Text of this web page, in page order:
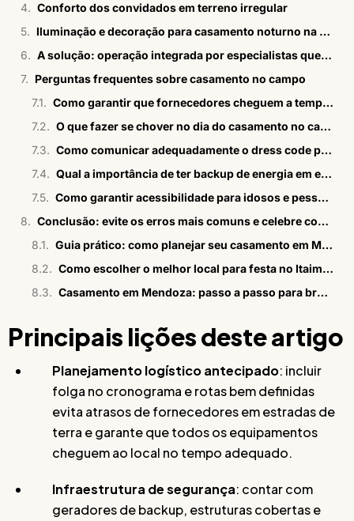
Conforto dos convidados em terreno irregular
Iluminação e decoração para casamento noturno na fazenda
A solução: operação integrada por especialistas que reduz riscos
Perguntas frequentes sobre casamento no campo
Como garantir que fornecedores cheguem a tempo em uma fazenda?
O que fazer se chover no dia do casamento no campo?
Como comunicar adequadamente o dress code para convidados?
Qual a importância de ter backup de energia em eventos rurais?
Como garantir acessibilidade para idosos e pessoas com mobilidade reduzida?
Conclusão: evite os erros mais comuns e celebre com tranquilidade
Guia prático: como planejar seu casamento em Mendoza?
Como escolher o melhor local para festa no Itaim Bibi
Casamento em Mendoza: passo a passo para brasileiros
Principais lições deste artigo
Planejamento logístico antecipado: incluir
folga no cronograma e rotas bem definidas
evita atrasos de fornecedores em estradas de
terra e garante que todos os equipamentos
cheguem ao local no tempo adequado.
Infraestrutura de segurança: contar com
geradores de backup, estruturas cobertas e